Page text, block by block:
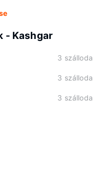
- Kashgar
3 szálloda
3 szálloda
3 szálloda